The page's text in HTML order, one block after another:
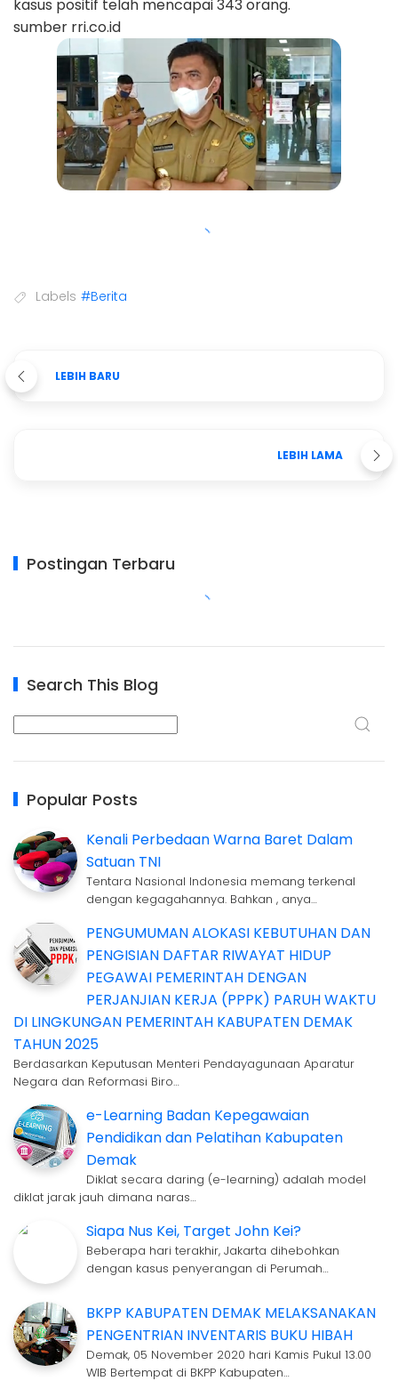
kasus positif telah mencapai 343 orang.
sumber rri.co.id
Labels #Berita
LEBIH BARU
LEBIH LAMA
Postingan Terbaru
Search This Blog
Popular Posts
Kenali Perbedaan Warna Baret Dalam
Satuan TNI
Tentara Nasional Indonesia memang terkenal
dengan kegagahannya. Bahkan , anya…
PENGUMUMAN ALOKASI KEBUTUHAN DAN
PENGISIAN DAFTAR RIWAYAT HIDUP
PEGAWAI PEMERINTAH DENGAN
PERJANJIAN KERJA (PPPK) PARUH WAKTU
DI LINGKUNGAN PEMERINTAH KABUPATEN DEMAK
TAHUN 2025
Berdasarkan Keputusan Menteri Pendayagunaan Aparatur
Negara dan Reformasi Biro…
e-Learning Badan Kepegawaian
Pendidikan dan Pelatihan Kabupaten
Demak
Diklat secara daring (e-learning) adalah model
diklat jarak jauh dimana naras…
Siapa Nus Kei, Target John Kei?
Beberapa hari terakhir, Jakarta dihebohkan
dengan kasus penyerangan di Perumah…
BKPP KABUPATEN DEMAK MELAKSANAKAN
PENGENTRIAN INVENTARIS BUKU HIBAH
Demak, 05 November 2020 hari Kamis Pukul 13.00
WIB Bertempat di BKPP Kabupaten…